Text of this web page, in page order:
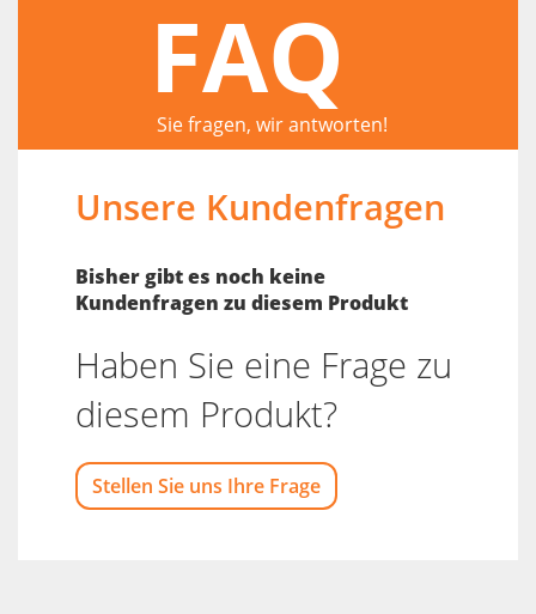
FAQ
Sie fragen, wir antworten!
Unsere Kundenfragen
Bisher gibt es noch keine
Kundenfragen zu diesem Produkt
Haben Sie eine Frage zu
diesem Produkt?
Stellen Sie uns Ihre Frage